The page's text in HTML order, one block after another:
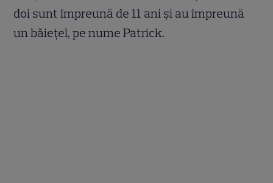
doi sunt împreună de 11 ani și au împreună
un băiețel, pe nume Patrick.